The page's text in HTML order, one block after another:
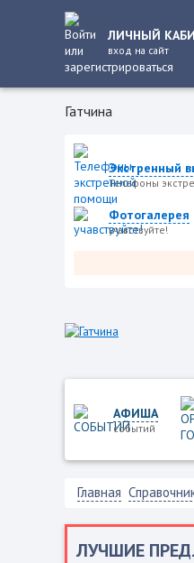
ЛИЧНЫЙ
вход на сайт
Гатчина
Экстренный
Телефоны
Фотогалерея
учавствуйте!
АФИША
событий
Главная
ЛУЧШИЕ